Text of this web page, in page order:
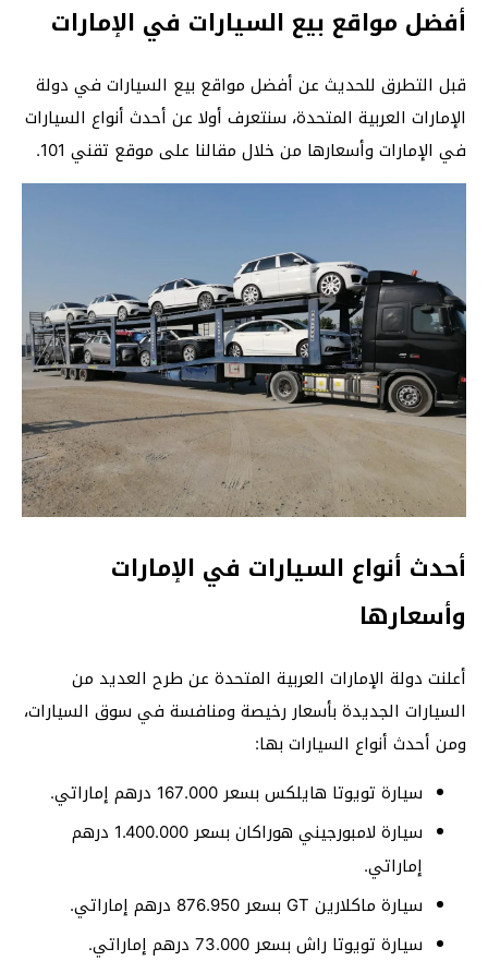
أفضل مواقع بيع السيارات في الإمارات
قبل التطرق للحديث عن أفضل مواقع بيع السيارات في دولة
الإمارات العربية المتحدة، سنتعرف أولا عن أحدث أنواع السيارات
في الإمارات وأسعارها من خلال مقالنا على موقع تقني 101.
أحدث أنواع السيارات في الإمارات
وأسعارها
أعلنت دولة الإمارات العربية المتحدة عن طرح العديد من
السيارات الجديدة بأسعار رخيصة ومنافسة في سوق السيارات،
ومن أحدث أنواع السيارات بها:
سيارة تويوتا هايلكس بسعر 167.000 درهم إماراتي.
سيارة لامبورجيني هوراكان بسعر 1.400.000 درهم
إماراتي.
سيارة ماكلارين GT بسعر 876.950 درهم إماراتي.
سيارة تويوتا راش بسعر 73.000 درهم إماراتي.